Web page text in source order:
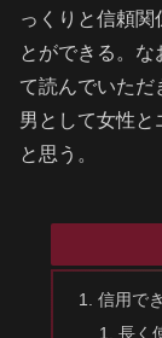
っくりと信頼関
とができる。な
て読んでいただ
男として女性と
と思う。
信用で
長く